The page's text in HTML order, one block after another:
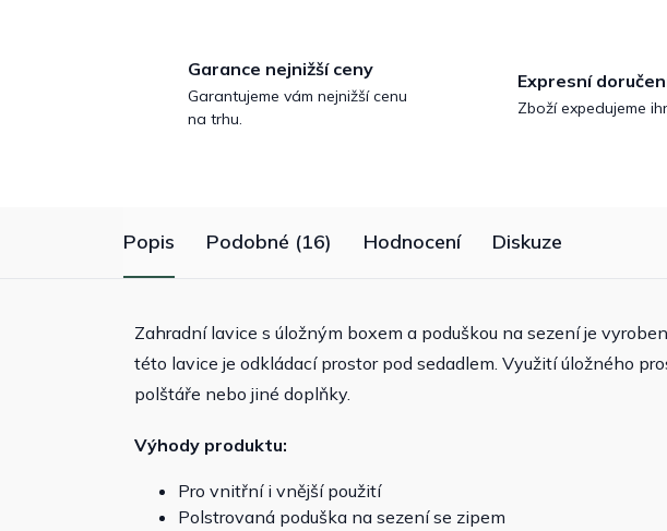
Garance nejnižší ceny
Garantujeme vám nejnižší cenu
na trhu.
Expresní
Zboží expedujeme
Popis Podobné (16) Hodnocení Diskuze
Zahradní lavice s úložným boxem a poduškou na sezení je
této lavice je odkládací prostor pod sedadlem. Využití úložného
polštáře nebo jiné doplňky.
Výhody produktu:
Pro vnitřní i vnější použití
Polstrovaná poduška na sezení se zipem